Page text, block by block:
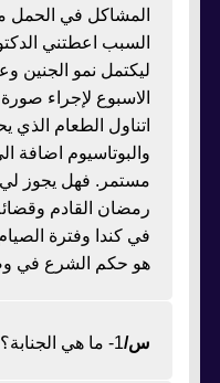
المشاكل في الحمل
ليكتمل نمو الجنين
الاسبوع لإجراء
اتناول الطعام الذي
والبوتاسيوم اضافة
مستمر. فهل يجوز
رمضان القادم
هو حكم الشرع في
س/1- ما هي الجنابة؟